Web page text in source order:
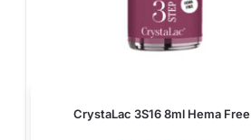
CrystaLac 3S16 8ml Hema Free